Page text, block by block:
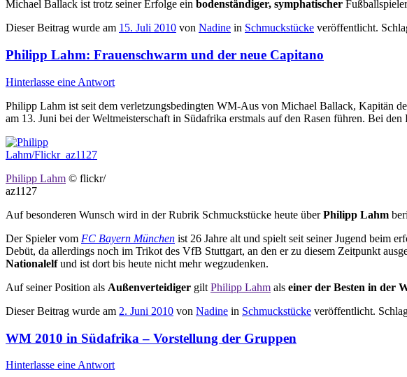
Michael Ballack ist trotz seiner Erfolge ein bodenständiger, symphatischer
Dieser Beitrag wurde am 15. Juli 2010 von Nadine in Schmuckstücke veröffentlicht.
Philipp Lahm: Frauenschwarm und der neue Capitano
Hinterlasse eine Antwort
Philipp Lahm ist seit dem verletzungsbedingten WM-Aus von Michael Ballack, Kapitän
am 13. Juni bei der Weltmeisterschaft in Südafrika erstmals auf den Rasen führen. Bei
Philipp Lahm © flickr/
az1127
Auf besonderen Wunsch wird in der Rubrik Schmuckstücke heute überPhilipp Lahm
Der Spieler vom FC Bayern München ist 26 Jahre alt und spielt seit seiner Jugend beim
Debüt, da allerdings noch im Trikot des VfB Stuttgart, an den er zu diesem Zeitpunkt
Nationalelfund ist dort bis heute nicht mehr wegzudenken.
Auf seiner Position als Außenverteidiger gilt Philipp Lahm als einer der Besten in der
Dieser Beitrag wurde am 2. Juni 2010 von Nadine in Schmuckstücke veröffentlicht.
WM 2010 in Südafrika – Vorstellung der Gruppen
Hinterlasse eine Antwort